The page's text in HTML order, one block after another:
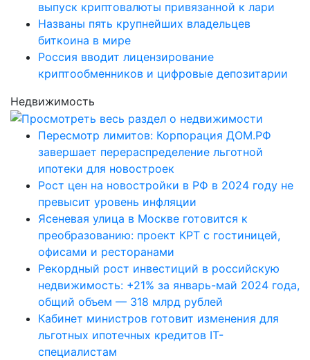
выпуск криптовалюты привязанной к лари
Названы пять крупнейших владельцев
биткоина в мире
Россия вводит лицензирование
криптообменников и цифровые депозитарии
Недвижимость
Пересмотр лимитов: Корпорация ДОМ.РФ
завершает перераспределение льготной
ипотеки для новостроек
Рост цен на новостройки в РФ в 2024 году не
превысит уровень инфляции
Ясеневая улица в Москве готовится к
преобразованию: проект КРТ с гостиницей,
офисами и ресторанами
Рекордный рост инвестиций в российскую
недвижимость: +21% за январь-май 2024 года,
общий объем — 318 млрд рублей
Кабинет министров готовит изменения для
льготных ипотечных кредитов IT-
специалистам